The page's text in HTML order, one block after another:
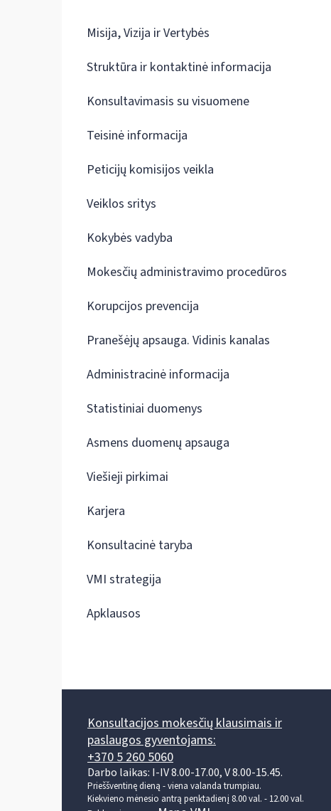
Misija, Vizija ir Vertybės
Struktūra ir kontaktinė informacija
Konsultavimasis su visuomene
Teisinė informacija
Peticijų komisijos veikla
Veiklos sritys
Kokybės vadyba
Mokesčių administravimo procedūros
Korupcijos prevencija
Pranešėjų apsauga. Vidinis kanalas
Administracinė informacija
Statistiniai duomenys
Asmens duomenų apsauga
Viešieji pirkimai
Karjera
Konsultacinė taryba
VMI strategija
Apklausos
Konsultacijos mokesčių klausimais ir
paslaugos gyventojams:
+370 5 260 5060
Darbo laikas: I-IV 8.00-17.00, V 8.00-15.45.
Prieššventinę dieną - viena valanda trumpiau.
Kiekvieno mėnesio antrą penktadienį 8.00 val. - 12.00 val.